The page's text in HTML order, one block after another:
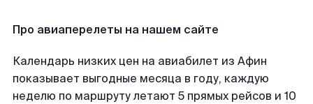
Про авиаперелеты на нашем сайте
Календарь низких цен на авиабилет из Афин
показывает выгодные месяца в году, каждую
неделю по маршруту летают 5 прямых рейсов и 10